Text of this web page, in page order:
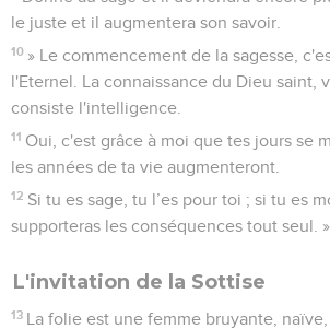
le juste et il augmentera son savoir.
10 » Le commencement de la sagesse,
l'Eternel. La connaissance du Dieu saint,
consiste l'intelligence.
11 Oui, c'est grâce à moi que tes jours se
les années de ta vie augmenteront.
12 Si tu es sage, tu l’es pour toi ; si tu es
supporteras les conséquences tout seul. »
L'invitation de la Sottise
13 La folie est une femme bruyante, naïve,